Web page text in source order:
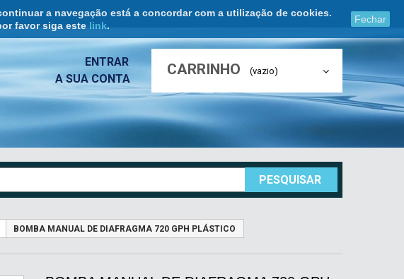
a navegação está a concordar com a utilização de cookies.
favor siga este link.
Fechar
CARRINHO (vazio)
ENTRAR
A SUA CONTA
PESQUISAR
BOMBA MANUAL DE DIAFRAGMA 720 GPH PLÁSTICO